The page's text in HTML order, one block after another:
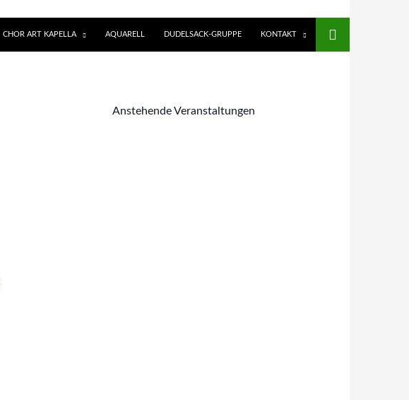
CHOR ART KAPELLA AQUARELL DUDELSACK-GRUPPE KONTAKT
Anstehende Veranstaltungen